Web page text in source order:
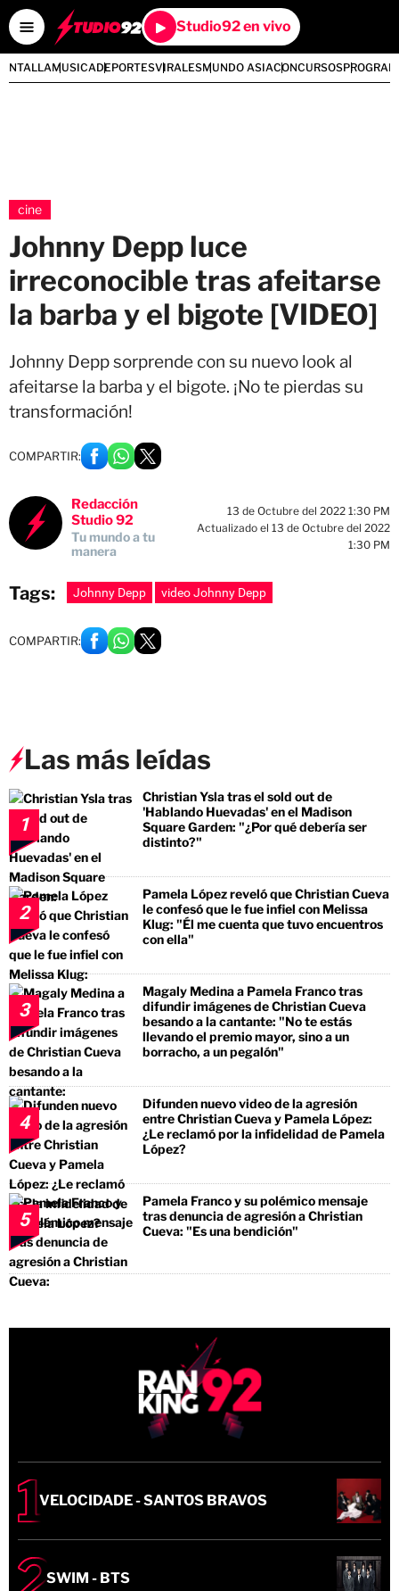
Studio92 en vivo
MUSICADEPORTESVIRALESMUNDO ASIACONCURSOS
cine
Johnny Depp luce
irreconocible tras afeitarse
la barba y el bigote [VIDEO]
Johnny Depp sorprende con su nuevo look al
afeitarse la barba y el bigote. ¡No te pierdas su
transformación!
COMPARTIR:
Redacción
Studio 92
Tu mundo a tu
manera
13 de Octubre del 2022 1:30 PM
Actualizado el 13 de Octubre del 2022
1:30 PM
Tags: Johnny Depp video Johnny Depp
COMPARTIR:
Las más leídas
1
Christian Ysla tras el sold out de
'Hablando Huevadas' en el Madison
Square Garden: "¿Por qué debería ser
distinto?"
2
Pamela López reveló que Christian Cueva
le confesó que le fue infiel con Melissa
Klug: "Él me cuenta que tuvo encuentros
con ella"
3
Magaly Medina a Pamela Franco tras
difundir imágenes de Christian Cueva
besando a la cantante: "No te estás
llevando el premio mayor, sino a un
borracho, a un pegalón"
4
Difunden nuevo video de la agresión
entre Christian Cueva y Pamela López:
¿Le reclamó por la infidelidad de Pamela
López?
5
Pamela Franco y su polémico mensaje
tras denuncia de agresión a Christian
Cueva: "Es una bendición"
VELOCIDADE - SANTOS BRAVOS
SWIM - BTS